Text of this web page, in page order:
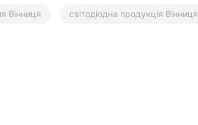
Вінниця світодіодна продукція Вінниця